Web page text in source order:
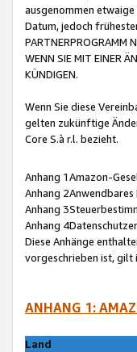
ausgenommen
Datum, jedoch
PARTNERPROGRAMM
WENN SIE MIT EINER
KÜNDIGEN.
Wenn Sie diese
gelten zukünftige
Core S.à r.l. bezieht.
Anhang 1Amazon-
Anhang
Anhang
Anhang
Diese Anhänge
vorgeschrieben ist, gilt
ANHANG 1:
Land